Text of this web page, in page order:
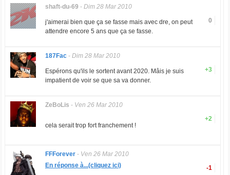
shaft-du-69 - Dim 28 Mar 2010
0
j'aimerai bien que ça se fasse mais avec dre, on peut
attendre encore 5 ans que ça se fasse.
187Fac- Dim 28 Mar 2010
+3
Espérons qu'ils le sortent avant 2020. Mâis je suis
impatient de voir se que sa va donner.
ZeBoLis - Ven 26 Mar 2010
+2
cela serait trop fort franchement !
FFForever- Ven 26 Mar 2010
-1
En réponse à...(cliquez ici)